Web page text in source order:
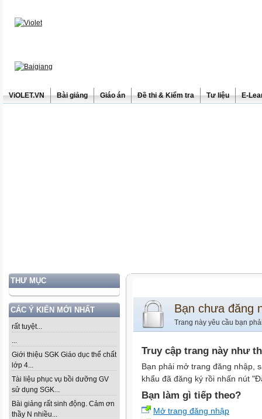
ViOLET.VN Bài giảng Giáo án Đề thi & Kiểm tra Tư liệu E-
THƯ MỤC
CÁC Ý KIẾN MỚI NHẤT
rất tuyệt...
...
Giới thiệu SGK Giáo dục thể chất
lớp 4...
Tài liệu phục vụ bồi dưỡng GV
sử dụng SGK...
Bài giảng rất sinh động. Cảm ơn
thầy N nhiều...
Bạn chưa đăng
Trang này yêu cầu bạn
Truy cập trang này như
Bạn phải mở trang đăng nhập,
khẩu đã đăng ký rồi nhấn nút
Bạn làm gì tiếp theo?
Mở trang đăng nhập